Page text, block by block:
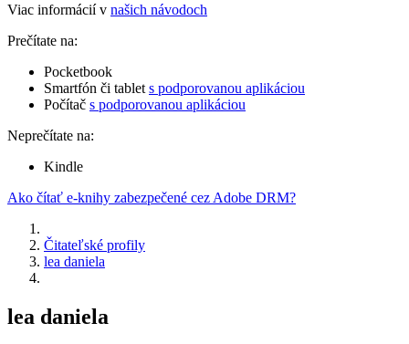
Viac informácií v našich návodoch
Prečítate na:
Pocketbook
Smartfón či tablet s podporovanou aplikáciou
Počítač s podporovanou aplikáciou
Neprečítate na:
Kindle
Ako čítať e-knihy zabezpečené cez Adobe DRM?
Čitateľské profily
lea daniela
lea daniela